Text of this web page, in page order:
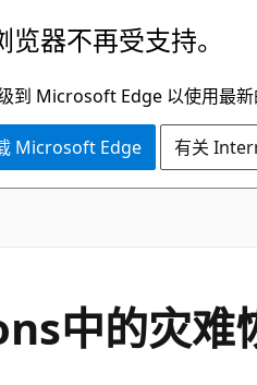
览器不再受支持。
到 Microsoft Edge 以使用最新
Microsoft Edge 有关
中的灾难